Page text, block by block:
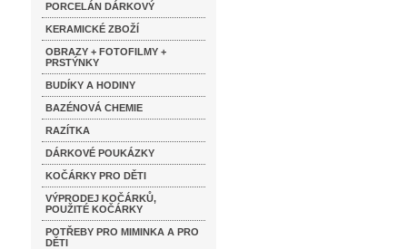
PORCELÁN DÁRKOVÝ
KERAMICKÉ ZBOŽÍ
OBRAZY + FOTOFILMY +
PRSTÝNKY
BUDÍKY A HODINY
BAZÉNOVÁ CHEMIE
RAZÍTKA
DÁRKOVÉ POUKÁZKY
KOČÁRKY PRO DĚTI
VÝPRODEJ KOČÁRKŮ,
POUŽITÉ KOČÁRKY
POTŘEBY PRO MIMINKA A PRO
DĚTI